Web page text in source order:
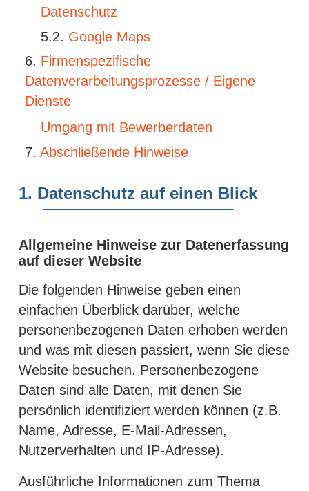
Datenschutz
Google Maps
Firmenspezifische
Datenverarbeitungsprozesse / Eigene
Dienste
Umgang mit Bewerberdaten
Abschließende Hinweise
1. Datenschutz auf einen Blick
Allgemeine Hinweise zur Datenerfassung
auf dieser Website
Die folgenden Hinweise geben einen
einfachen Überblick darüber, welche
personenbezogenen Daten erhoben werden
und was mit diesen passiert, wenn Sie diese
Website besuchen. Personenbezogene
Daten sind alle Daten, mit denen Sie
persönlich identifiziert werden können (z.B.
Name, Adresse, E-Mail-Adressen,
Nutzerverhalten und IP-Adresse).
Ausführliche Informationen zum Thema